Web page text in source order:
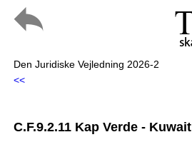
Den Juridiske Vejledning 2026-2
<<
C.F.9.2.11 Kap Verde - Kuwait